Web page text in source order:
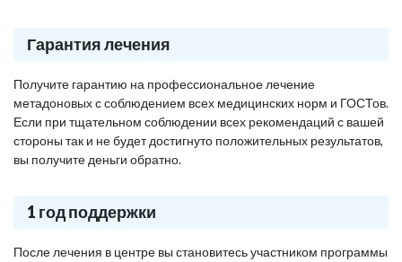
Гарантия лечения
Получите гарантию на профессиональное лечение
метадоновых с соблюдением всех медицинских норм и ГОСТов.
Если при тщательном соблюдении всех рекомендаций с вашей
стороны так и не будет достигнуто положительных результатов,
вы получите деньги обратно.
1 год поддержки
После лечения в центре вы становитесь участником программы